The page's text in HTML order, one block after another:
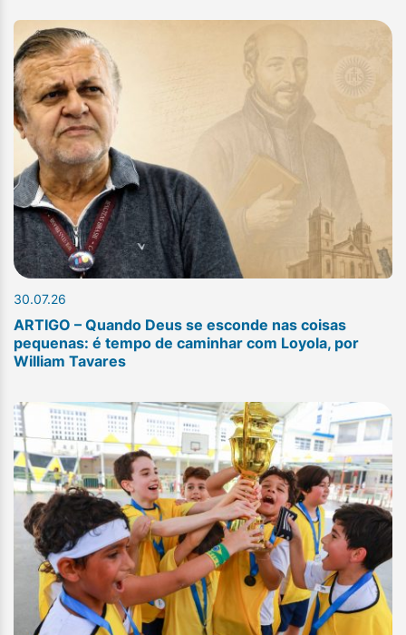
30.07.26
ARTIGO – Quando Deus se esconde nas coisas
pequenas: é tempo de caminhar com Loyola, por
William Tavares